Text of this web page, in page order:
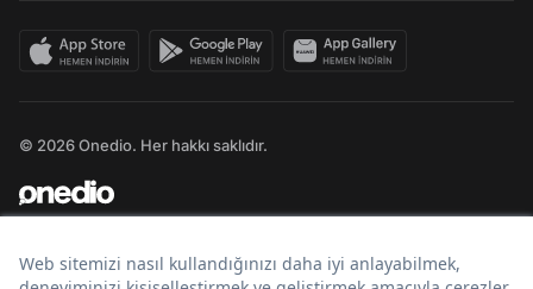
© 2026 Onedio. Her hakkı saklıdır.
Bir markasıdır.